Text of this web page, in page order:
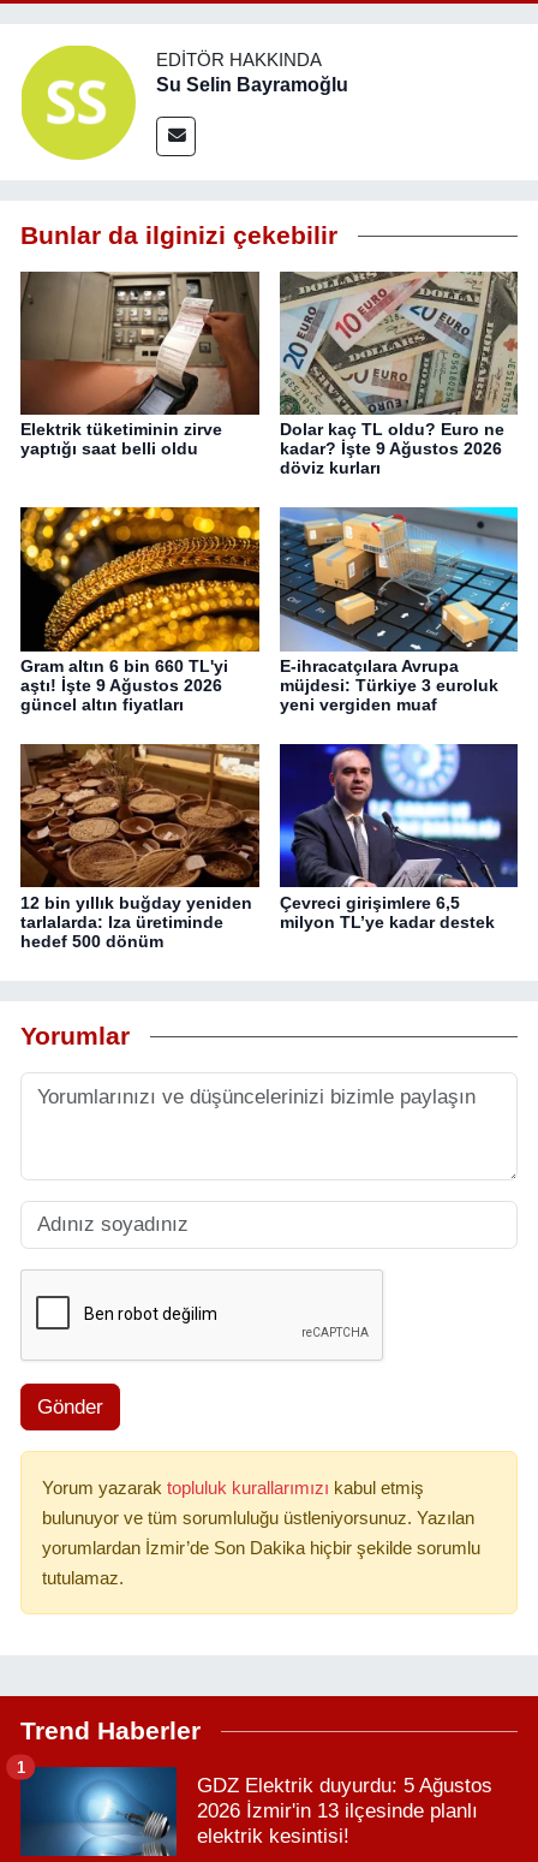
EDITÖR HAKKINDA
Su Selin Bayramoğlu
Bunlar da ilginizi çekebilir
Elektrik tüketiminin zirve
yaptığı saat belli oldu
Dolar kaç TL oldu? Euro ne
kadar? İşte 9 Ağustos 2026
döviz kurları
Gram altın 6 bin 660 TL'yi
aştı! İşte 9 Ağustos 2026
güncel altın fiyatları
E-ihracatçılara Avrupa
müjdesi: Türkiye 3 euroluk
yeni vergiden muaf
12 bin yıllık buğday yeniden
tarlalarda: Iza üretiminde
hedef 500 dönüm
Çevreci girişimlere 6,5
milyon TL’ye kadar destek
Yorumlar
Gönder
Yorum yazarak topluluk kurallarımızı kabul etmiş
bulunuyor ve tüm sorumluluğu üstleniyorsunuz. Yazılan
yorumlardan İzmir’de Son Dakika hiçbir şekilde sorumlu
tutulamaz.
Trend Haberler
GDZ Elektrik duyurdu: 5 Ağustos
2026 İzmir'in 13 ilçesinde planlı
elektrik kesintisi!
1